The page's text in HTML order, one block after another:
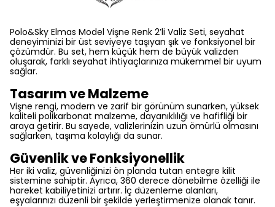
Polo&Sky Elmas Model Vişne Renk 2’li Valiz Seti, seyahat
deneyiminizi bir üst seviyeye taşıyan şık ve fonksiyonel bir
çözümdür. Bu set, hem küçük hem de büyük valizden
oluşarak, farklı seyahat ihtiyaçlarınıza mükemmel bir uyum
sağlar.
Tasarım ve Malzeme
Vişne rengi, modern ve zarif bir görünüm sunarken, yüksek
kaliteli polikarbonat malzeme, dayanıklılığı ve hafifliği bir
araya getirir. Bu sayede, valizlerinizin uzun ömürlü olmasını
sağlarken, taşıma kolaylığı da sunar.
Güvenlik ve Fonksiyonellik
Her iki valiz, güvenliğinizi ön planda tutan entegre kilit
sistemine sahiptir. Ayrıca, 360 derece dönebilme özelliği ile
hareket kabiliyetinizi artırır. İç düzenleme alanları,
eşyalarınızı düzenli bir şekilde yerleştirmenize olanak tanır.